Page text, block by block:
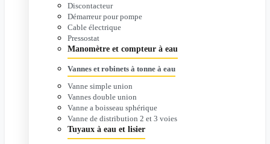
Discontacteur
Démarreur pour pompe
Cable électrique
Pressostat
Manomètre et compteur à eau
Vannes et robinets à tonne à eau
Vanne simple union
Vannes double union
Vanne a boisseau sphérique
Vanne de distribution 2 et 3 voies
Tuyaux à eau et lisier